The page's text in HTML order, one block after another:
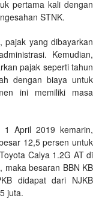
pertama kali dengan
STNK.
pajak yang dibayarkan
Kemudian,
pajak seperti tahun
dengan biaya untuk
ini memiliki masa
1 April 2019 kemarin,
12,5 persen untuk
Calya 1.2G AT di
maka besaran BBN KB
didapat dari NJKB
juta.